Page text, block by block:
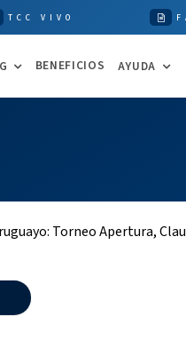
TCC VIVO
BENEFICIOS AYUDA
Torneo Apertura,